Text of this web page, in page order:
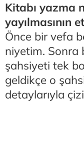
Kitabı yazma
yayılmasının
Önce bir vefa
niyetim. Sonra
şahsiyeti tek
geldikçe o
detaylarıyla